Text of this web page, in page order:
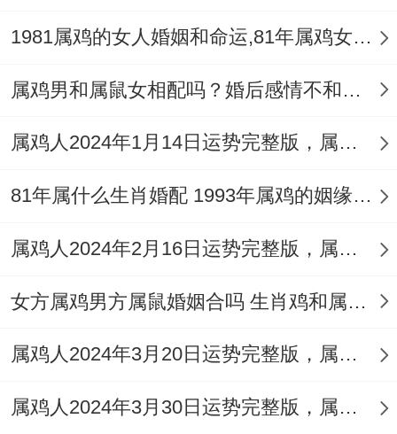
至更吸引对方！
得几率高，但一般二婚命得人会更长久，也
1981属鸡的女人婚姻和命运,81年属鸡女人的婚姻与命运
属鸡男和属鼠女相配吗？婚后感情不和处处为难
属鸡人2024年1月14日运势完整版，属鸡2024年1月14日今日运势如何
81年属什么生肖婚配 1993年属鸡的姻缘配什么生肖最好
属鸡人2024年2月16日运势完整版，属鸡2024年2月16日今日运势如何
女方属鸡男方属鼠婚姻合吗 生肖鸡和属鼠男的性格对比
属鸡人2024年3月20日运势完整版，属鸡2024年3月20日今日运势如何
属鸡人2024年3月30日运势完整版，属鸡2024年3月30日今日运势如何